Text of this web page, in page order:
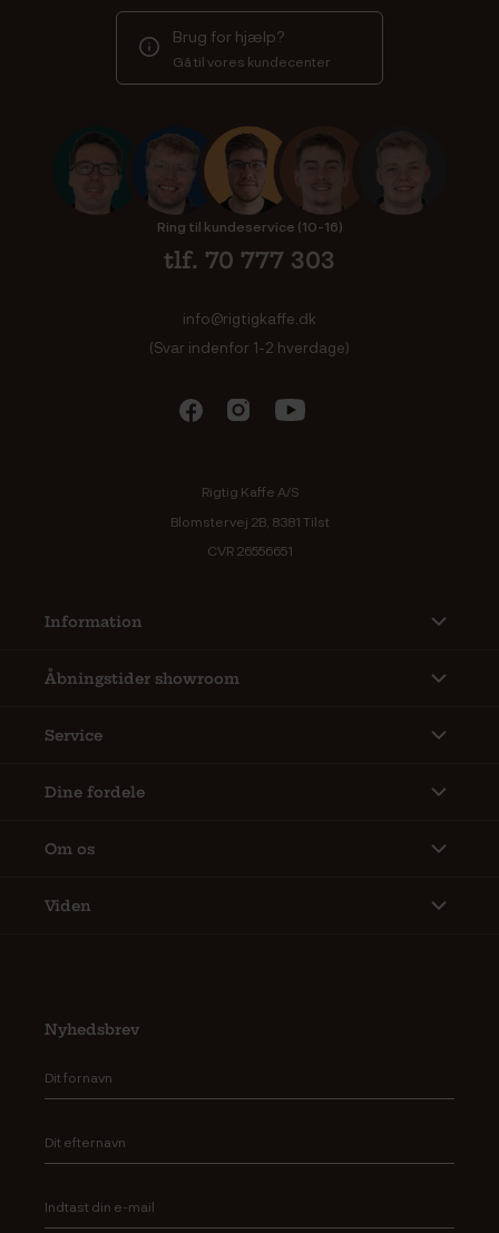
Brug for hjælp?
Gå til vores kundecenter
Ring til kundeservice (10-16)
tlf. 70 777 303
info@rigtigkaffe.dk
(Svar indenfor 1-2 hverdage)
Rigtig Kaffe A/S
Blomstervej 2B, 8381 Tilst
CVR 26556651
Information
Åbningstider showroom
Service
Dine fordele
Om os
Viden
Nyhedsbrev